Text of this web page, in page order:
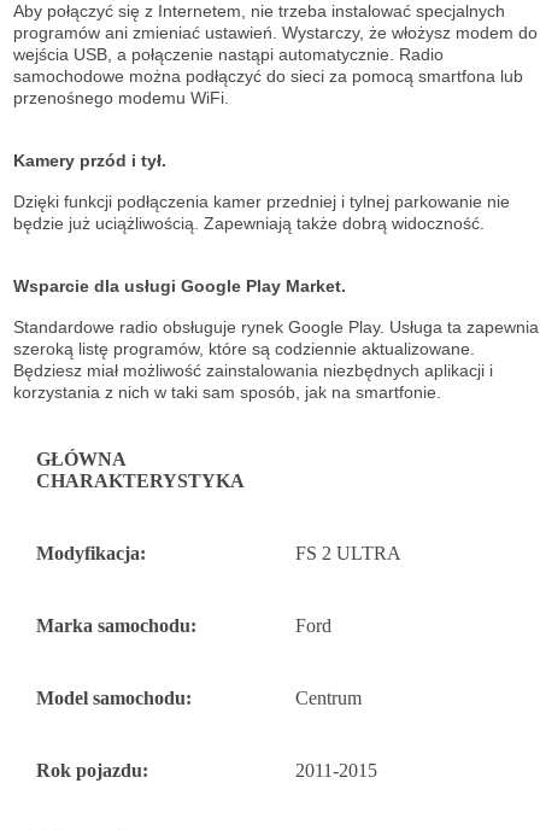
Aby połączyć się z Internetem, nie trzeba instalować specjalnych
programów ani zmieniać ustawień. Wystarczy, że włożysz modem do
wejścia USB, a połączenie nastąpi automatycznie. Radio
samochodowe można podłączyć do sieci za pomocą smartfona lub
przenośnego modemu WiFi.
Kamery przód i tył.
Dzięki funkcji podłączenia kamer przedniej i tylnej parkowanie nie
będzie już uciążliwością. Zapewniają także dobrą widoczność.
Wsparcie dla usługi Google Play Market.
Standardowe radio obsługuje rynek Google Play. Usługa ta zapewnia
szeroką listę programów, które są codziennie aktualizowane.
Będziesz miał możliwość zainstalowania niezbędnych aplikacji i
korzystania z nich w taki sam sposób, jak na smartfonie.
GŁÓWNA
CHARAKTERYSTYKA
Modyfikacja: FS 2 ULTRA
Marka samochodu: Ford
Model samochodu: Centrum
Rok pojazdu: 2011-2015